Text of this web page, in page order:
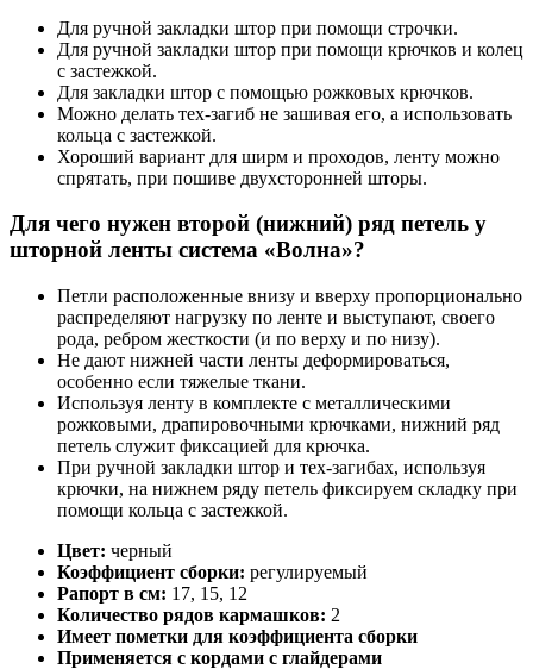
Для ручной закладки штор при помощи строчки.
Для ручной закладки штор при помощи крючков и колец
с застежкой.
Для закладки штор с помощью рожковых крючков.
Можно делать тех-загиб не зашивая его, а использовать
кольца с застежкой.
Хороший вариант для ширм и проходов, ленту можно
спрятать, при пошиве двухсторонней шторы.
Для чего нужен второй (нижний) ряд петель у
шторной ленты система «Волна»?
Петли расположенные внизу и вверху пропорционально
распределяют нагрузку по ленте и выступают, своего
рода, ребром жесткости (и по верху и по низу).
Не дают нижней части ленты деформироваться,
особенно если тяжелые ткани.
Используя ленту в комплекте с металлическими
рожковыми, драпировочными крючками, нижний ряд
петель служит фиксацией для крючка.
При ручной закладки штор и тех-загибах, используя
крючки, на нижнем ряду петель фиксируем складку при
помощи кольца с застежкой.
Цвет: черный
Коэффициент сборки: регулируемый
Рапорт в см: 17, 15, 12
Количество рядов кармашков: 2
Имеет пометки для коэффициента сборки
Применяется с кордами с глайдерами